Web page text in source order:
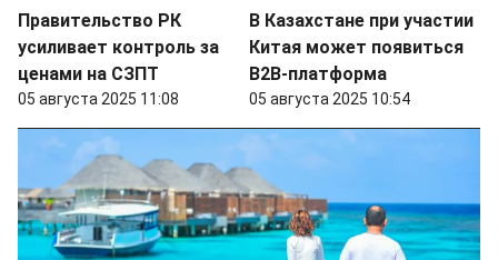
Правительство РК
усиливает контроль за
ценами на СЗПТ
05 августа 2025 11:08
В Казахстане при участии
Китая может появиться
B2B-платформа
05 августа 2025 10:54